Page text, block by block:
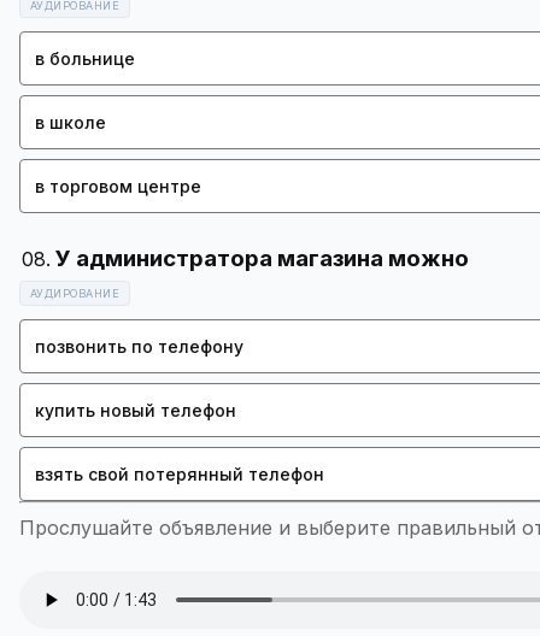
АУДИРОВАНИЕ
в больнице
в школе
в торговом центре
АУДИРОВАНИЕ
позвонить по телефону
купить новый телефон
взять свой потерянный телефон
Прослушайте объявление и выберите правильный